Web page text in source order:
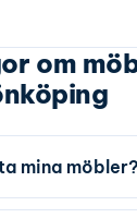
om
mina möbler?